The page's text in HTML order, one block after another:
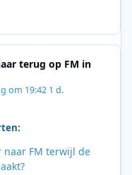
terug op FM in
om 19:42 1 d.
naar FM terwijl de